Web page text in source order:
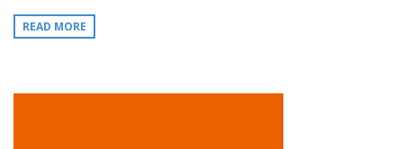
READ MORE